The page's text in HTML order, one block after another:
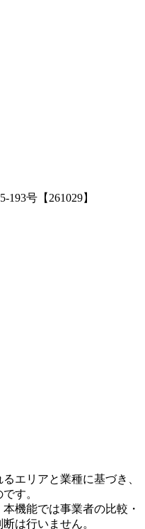
号【261029】
エリアと業種に基づき、
す。
機能では事業者の比較・
は行いません。